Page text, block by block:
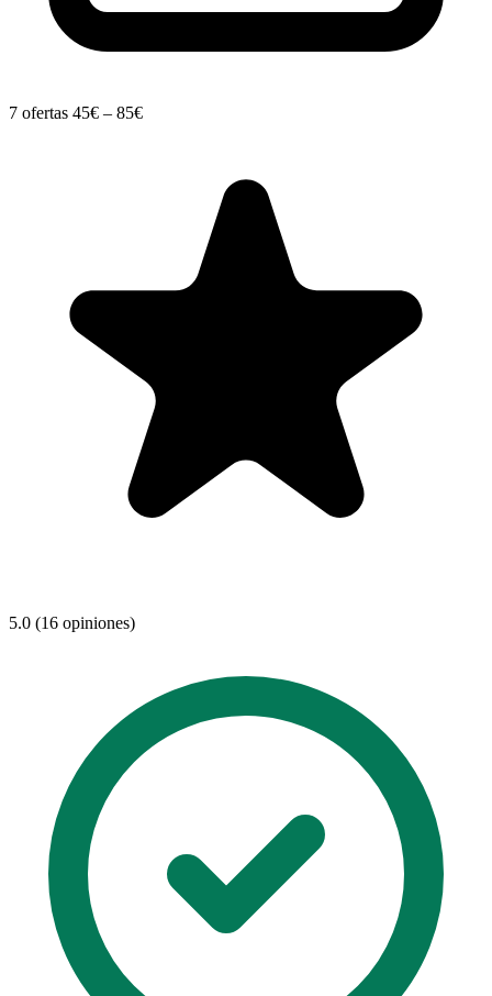
7 ofertas 45€ – 85€
5.0 (16 opiniones)